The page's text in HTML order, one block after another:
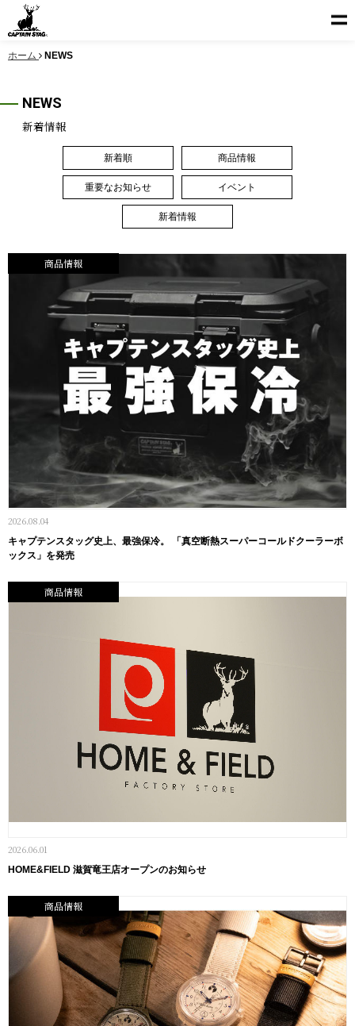
ホーム NEWS
NEWS
新着情報
新着順 商品情報
重要なお知らせ イベント
新着情報
商品情報
2026.08.04
キャプテンスタッグ史上、最強保冷。 「真空断熱スーパーコールドクーラーボ
ックス」を発売
商品情報
2026.06.01
HOME&FIELD 滋賀竜王店オープンのお知らせ
商品情報